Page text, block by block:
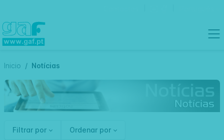
Inicio Notícias
Filtrar por Ordenar por